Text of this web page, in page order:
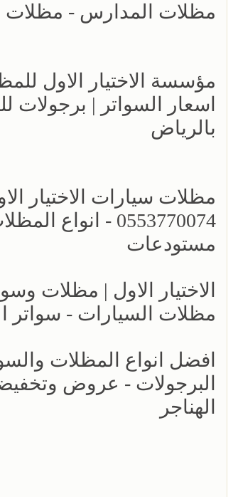
مظلات المدارس - مظلات
اسعار السواتر |
بالرياض
مظلات سيارات الاختيار
0553770074 -
مستودعات
مظلات السيارات - سواتر
البرجولات - عروض
الهناجر